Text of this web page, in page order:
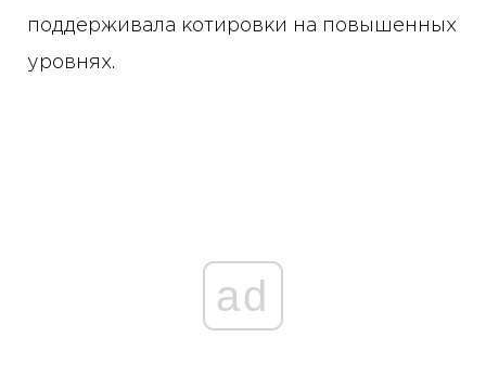
поддерживала котировки на повышенных
уровнях.
ad